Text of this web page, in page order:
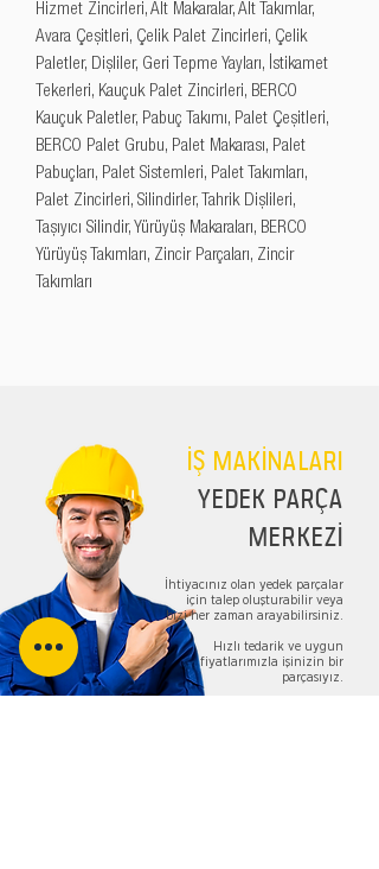
Hizmet Zincirleri, Alt Makaralar, Alt Takımlar,
Avara Çeşitleri, Çelik Palet Zincirleri, Çelik
Paletler, Dişliler, Geri Tepme Yayları, İstikamet
Tekerleri, Kauçuk Palet Zincirleri, BERCO
Kauçuk Paletler, Pabuç Takımı, Palet Çeşitleri,
BERCO Palet Grubu, Palet Makarası, Palet
Pabuçları, Palet Sistemleri, Palet Takımları,
Palet Zincirleri, Silindirler, Tahrik Dişlileri,
Taşıyıcı Silindir, Yürüyüş Makaraları, BERCO
Yürüyüş Takımları, Zincir Parçaları, Zincir
Takımları
İŞ MAKİNALARI
YEDEK PARÇA
MERKEZİ
İhtiyacınız olan yedek parçalar
için talep oluşturabilir veya
bizi her zaman arayabilirsiniz.
Hızlı tedarik ve uygun
fiyatlarımızla işinizin bir
parçasıyız.